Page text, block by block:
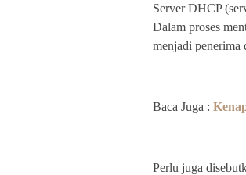
Server DHCP
Dalam proses
menjadi penerima
Baca Juga :
Perlu juga